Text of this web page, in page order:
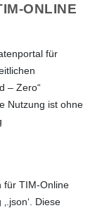
ONLINE
für
– Zero“
Nutzung ist ohne
für TIM-Online
Diese